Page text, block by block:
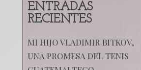
ENTRADAS
RECIENTES
MI HIJO VLADIMIR BITKOV,
UNA PROMESA DEL TENIS